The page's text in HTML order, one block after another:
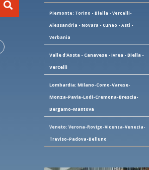
Piemonte: Torino - Biella - Vercelli-
Alessandria - Novara - Cuneo - Asti -
Verbania
Valle d'Aosta - Canavese - Ivrea - Biella -
Vercelli
Lombardia: Milano-Como-Varese-
Monza-Pavia-Lodi-Cremona-Brescia-
Bergamo-Mantova
Veneto: Verona-Rovigo-Vicenza-Venezia-
Treviso-Padova-Belluno